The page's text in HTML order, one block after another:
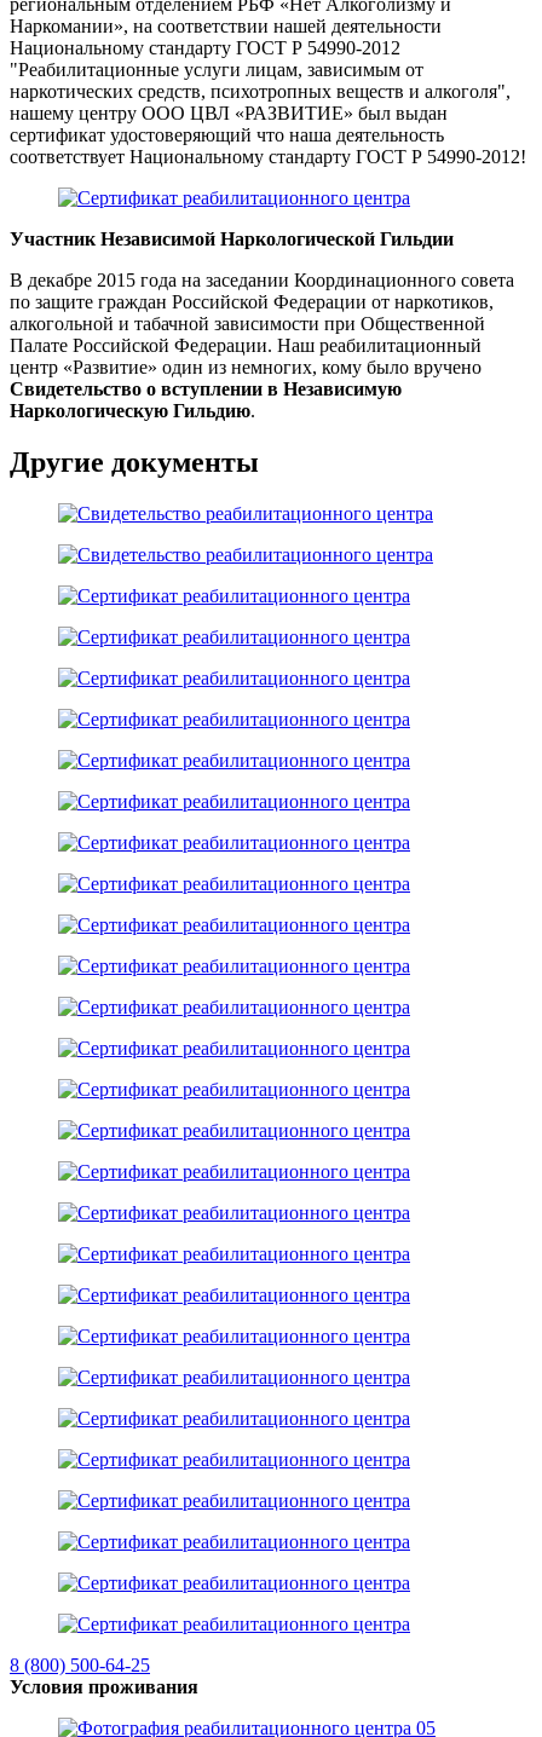
Наркомании», на соответствии нашей деятельности
Национальному стандарту ГОСТ Р 54990-2012
"Реабилитационные услуги лицам, зависимым от
наркотических средств, психотропных веществ и алкоголя",
нашему центру ООО ЦВЛ «РАЗВИТИЕ» был выдан
сертификат удостоверяющий что наша деятельность
соответствует Национальному стандарту ГОСТ Р 54990-2012!
Участник Независимой Наркологической Гильдии
В декабре 2015 года на заседании Координационного совета
по защите граждан Российской Федерации от наркотиков,
алкогольной и табачной зависимости при Общественной
Палате Российской Федерации. Наш реабилитационный
центр «Развитие» один из немногих, кому было вручено
Свидетельство о вступлении в Независимую
Наркологическую Гильдию.
Другие документы
8 (800) 500-64-25
Условия проживания